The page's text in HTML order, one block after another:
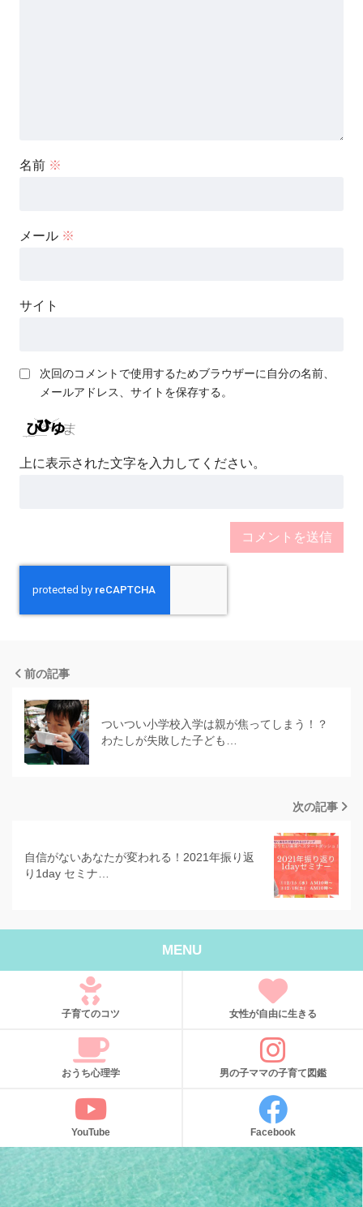
名前 ※
メール ※
サイト
次回のコメントで使用するためブラウザーに自分の名前、
メールアドレス、サイトを保存する。
上に表示された文字を入力してください。
前の記事
ついつい小学校入学は親が焦ってしまう！？
わたしが失敗した子ども…
次の記事
自信がないあなたが変われる！2021年振り返
り1day セミナ…
MENU
子育てのコツ 女性が自由に生きる
おうち心理学 男の子ママの子育て図鑑
YouTube Facebook